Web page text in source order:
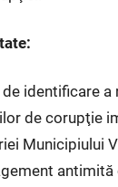
identificare a
de corupţie
Municipiului
antimită